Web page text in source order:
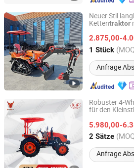
Neuer Stil
Kettentraktor
2.875,00-
1 Stück
Anfrage
Qingdao Qingcha Machinery
Shandong, China Seit
Robuster 4-
für den
5.980,00-
2 Sätze
Anfrage
Yancheng Benniu Tractor Co., Ltd.
Jiangsu, China Seit